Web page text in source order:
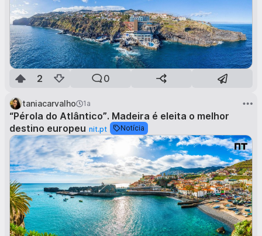
2 0
taniacarvalho 1a
“Pérola do Atlântico”. Madeira é eleita o melhor
destino europeu nit.pt Notícia